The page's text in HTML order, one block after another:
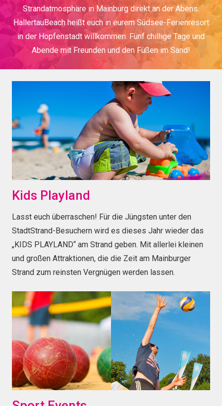
Strandatmosphäre in Mainburg direkt an der Abens.
HallertauBeach heißt euch in eurem Südsee-Ferienresort
in der Hopfenstadt willkommen. Fünf chillige Tage und
Abende mit Freunden und den Füßen im Sand!
Kids Playland
Lasst euch überraschen! Für die Jüngsten unter den
StadtStrand-Besuchern wird es dieses Jahr wieder das
„KIDS PLAYLAND“ am Strand geben. Mit allerlei kleinen
und großen Attraktionen, die die Zeit am Mainburger
Strand zum reinsten Vergnügen werden lassen.